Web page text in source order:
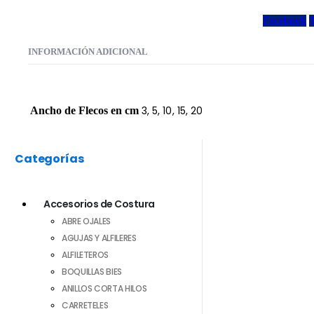
Facebook
INFORMACIÓN ADICIONAL
Ancho de Flecos en cm 3, 5, 10, 15, 20
Categorías
Accesorios de Costura
ABRE OJALES
AGUJAS Y ALFILERES
ALFILETEROS
BOQUILLAS BIES
ANILLOS CORTA HILOS
CARRETELES